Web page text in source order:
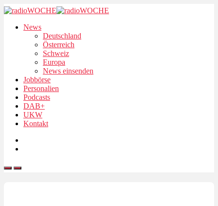
News
Deutschland
Österreich
Schweiz
Europa
News einsenden
Jobbörse
Personalien
Podcasts
DAB+
UKW
Kontakt